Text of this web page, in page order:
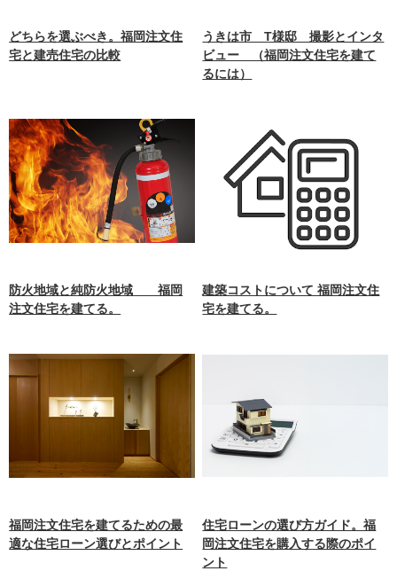
どちらを選ぶべき。福岡注文住
宅と建売住宅の比較
うきは市 T様邸 撮影とインタ
ビュー （福岡注文住宅を建て
るには）
防火地域と純防火地域 福岡
注文住宅を建てる。
建築コストについて 福岡注文住
宅を建てる。
福岡注文住宅を建てるための最
適な住宅ローン選びとポイント
住宅ローンの選び方ガイド。福
岡注文住宅を購入する際のポイ
ント